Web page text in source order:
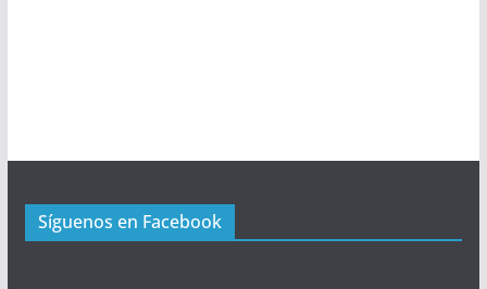
e
Síguenos en Facebook